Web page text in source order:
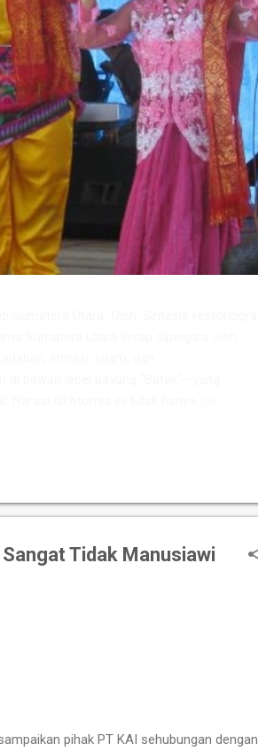
ahli sejarah Perancis, Daniel Perret,
fakta bahwa keterpisahan kultural dan
Tidak Manusiawi
pihak PT KAI sehubungan dengan